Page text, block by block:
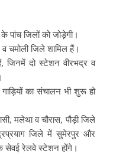
पांच जिलों को जोड़ेगी।
व चमोली जिले शामिल हैं।
जिनमें दो स्टेशन वीरभद्र व
गाड़ियों का संचालन भी शुरू हो
मलेथा व चौरास, पौड़ी जिले
जिले में सुमेरपुर और
के सेवई रेलवे स्टेशन होंगे।